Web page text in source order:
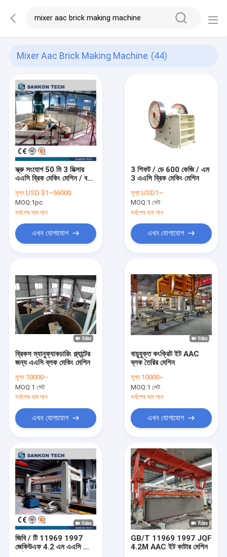
Mixer Aac Brick Making Machine (44)
স্ক্রু সংযোগ 50 মি 3 মিক্সার
এএসি ব্রিক মেকিং মেশিন / বর্জ্য
মূল্য:USD $1~56000
MOQ:1pc
সর্বশেষ দাম পান
এখন যোগাযোগ
3 শিফট / ডে 600 কেজি / এম
3 এএসি ব্রিক মেকিং মেশিন
মূল্য:USD1~
MOQ:1 সেট
সর্বশেষ দাম পান
এখন যোগাযোগ
ব্রিকস ম্যানুফ্যাকচারিং প্ল্যান্টের
জন্য এএসি ব্লক মেকিং মেশিন
মূল্য:10000~
MOQ:1 সেট
সর্বশেষ দাম পান
এখন যোগাযোগ
বায়ুযুক্ত কংক্রিট ইট AAC
ব্লক তৈরির মেশিন
মূল্য:10000~
MOQ:1 সেট
সর্বশেষ দাম পান
এখন যোগাযোগ
জিবি / টি 11969 1997
জেকিউএফ 4.2 এম এএসি ব্রিক
GB/T 11969 1997 JQF
4.2M AAC ইট কাটার মেশিন